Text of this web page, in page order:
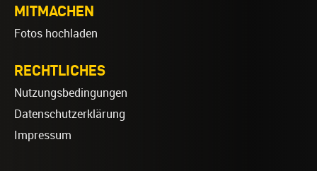
MITMACHEN
Fotos hochladen
RECHTLICHES
Nutzungsbedingungen
Datenschutzerklärung
Impressum